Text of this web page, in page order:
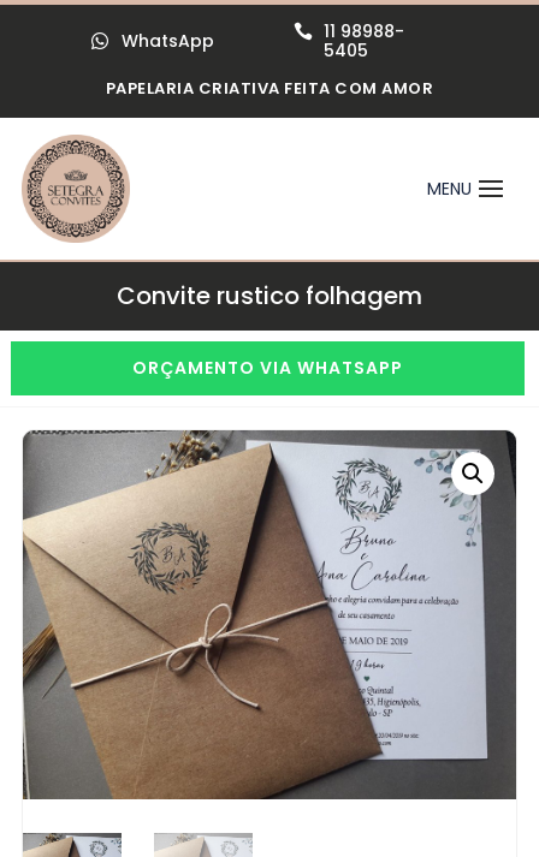
 WhatsApp 
11 98988-
5405
PAPELARIA CRIATIVA FEITA COM AMOR
Convite rustico folhagem
ORÇAMENTO VIA WHATSAPP